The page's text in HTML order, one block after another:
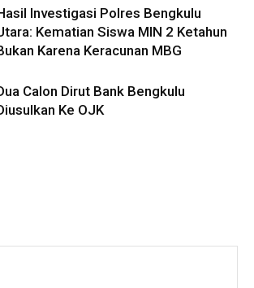
Investigasi Polres Bengkulu
Kematian Siswa MIN 2 Ketahun
Karena Keracunan MBG
Calon Dirut Bank Bengkulu
Ke OJK